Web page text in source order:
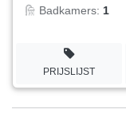
Badkamers: 1
PRIJSLIJST